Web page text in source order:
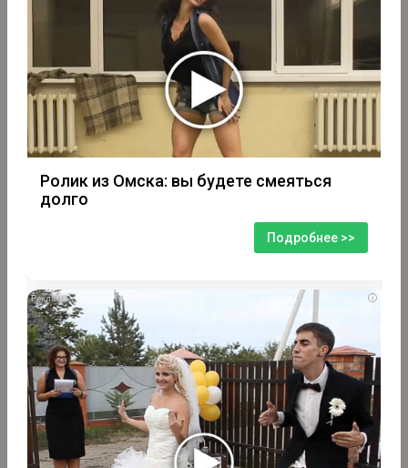
Ролик из Омска: вы будете смеяться
долго
Подробнее >>
i